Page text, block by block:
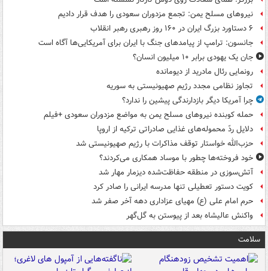
نیروهای مسلح یمن: تجمع مزدوران سعودی را هدف قرار دادیم
۶ دستاورد بزرگ ایران در ۱۶۰ روز رهبری رهبر انقلاب
جانسون: ترامپ از پیامدهای جنگ با ایران برای آمریکایی‌ها آگاه است
جان یک یهودی برابر ۱۰ میلیون انسان؟
رونمایی رئال مادرید از دیومانده
تجاوز نظامی مجدد رژیم صهیونیستی به سوریه
چرا آمریکا دیگر بازدارندگی پیشین را ندارد؟
حمله کوبنده نیروهای مسلح یمن به مواضع مزدوران سعودی +فیلم
دلایل ردّ محموله‌های غذایی صادراتی ترکیه از اروپا
حزب‌الله خواستار توقف مذاکرات با رژیم صهیونیستی شد
خود فروخته‌ها چطور با موساد همکاری می‌کردند؟
آتش‌سوزی در منطقه حفاظت‌شده دیزمار مهار شد
کویت دستور تعطیلی تنها مدرسه ایرانی را صادر کرد
حرم امام علی (ع) مهیای عزاداری دهه آخر صفر شد
واکنش عالیشاه بعد از پیوستن به گل‌گهر
سلامت